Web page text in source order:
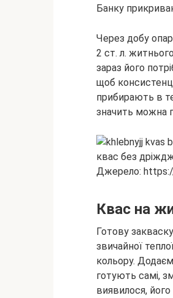
Банку
Через добу
2 ст. л.
зараз його
щоб
прибирають в
значить можна
Джерело:
Квас на
Готову
звичайної
кольору.
готують самі,
виявилося,